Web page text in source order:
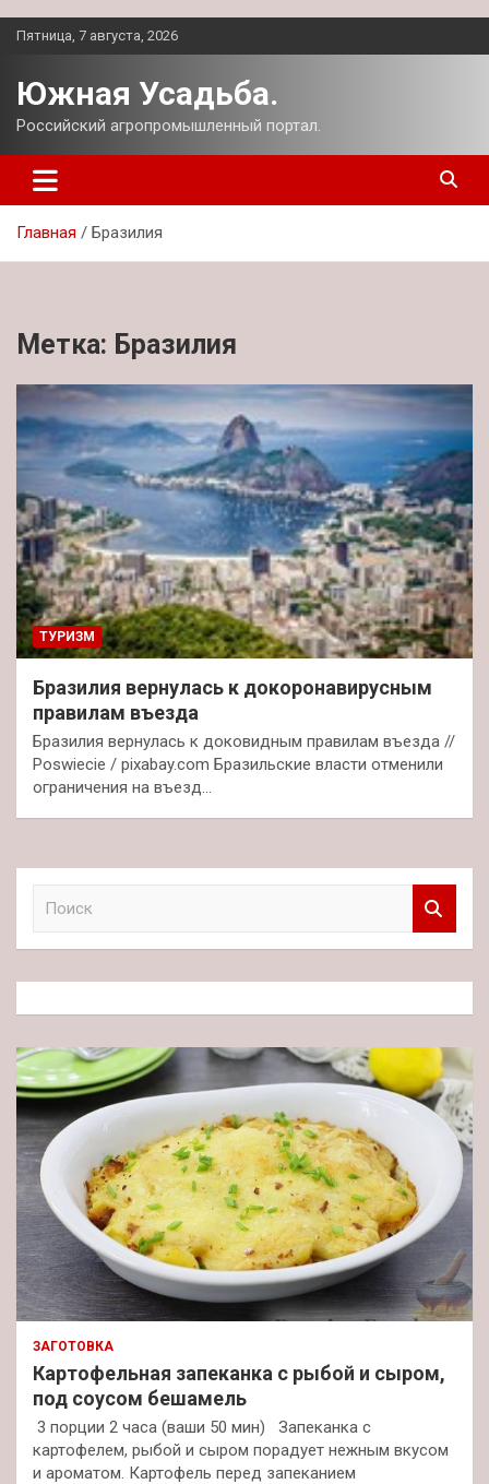
Перейти
Пятница, 7 августа, 2026
Южная Усадьба.
Российский агропромышленный портал.
Главная Бразилия
Метка: Бразилия
ТУРИЗМ
Бразилия вернулась к докоронавирусным
правилам въезда
Бразилия вернулась к доковидным правилам въезда //
Poswiecie / pixabay.com Бразильские власти отменили
ограничения на въезд…
к
ЗАГОТОВКА
Картофельная запеканка с рыбой и сыром,
под соусом бешамель
3 порции 2 часа (ваши 50 мин) Запеканка с
картофелем, рыбой и сыром порадует нежным вкусом
и ароматом. Картофель перед запеканием